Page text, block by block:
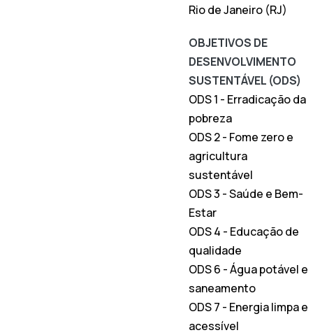
Rio de Janeiro (RJ)
OBJETIVOS DE
DESENVOLVIMENTO
SUSTENTÁVEL (ODS)
ODS 1 - Erradicação da
pobreza
ODS 2 - Fome zero e
agricultura
sustentável
ODS 3 - Saúde e Bem-
Estar
ODS 4 - Educação de
qualidade
ODS 6 - Água potável e
saneamento
ODS 7 - Energia limpa e
acessível